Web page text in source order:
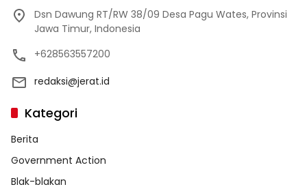
Dsn Dawung RT/RW 38/09 Desa Pagu Wates, Provinsi
Jawa Timur, Indonesia
+628563557200
redaksi@jerat.id
Kategori
Berita
Government Action
Blak-blakan